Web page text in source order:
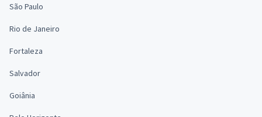
São Paulo
Rio de Janeiro
Fortaleza
Salvador
Goiânia